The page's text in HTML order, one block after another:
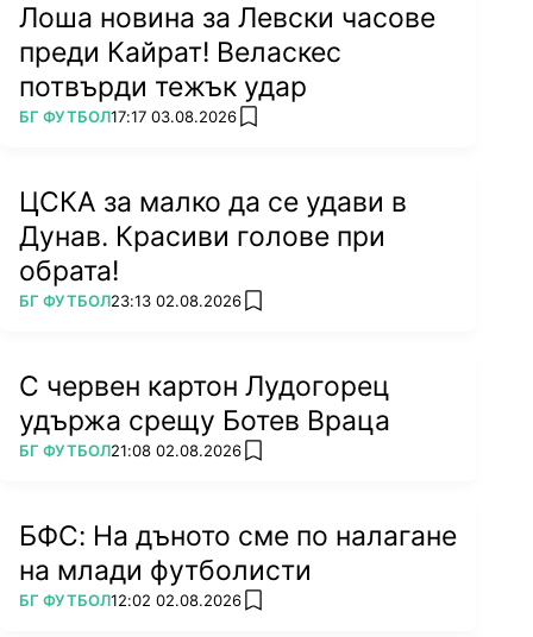
Лоша новина за Левски часове
преди Кайрат! Веласкес
потвърди тежък удар
ПОВЕЧЕ ОТ
БГ ФУТБОЛ17:17 03.08.2026 add favorites
ЦСКА за малко да се удави в
Дунав. Красиви голове при
обрата!
ПОВЕЧЕ ОТ
БГ ФУТБОЛ23:13 02.08.2026 add favorites
С червен картон Лудогорец
удържа срещу Ботев Враца
ПОВЕЧЕ ОТ
БГ ФУТБОЛ21:08 02.08.2026 add favorites
БФС: На дъното сме по налагане
на млади футболисти
ПОВЕЧЕ ОТ
БГ ФУТБОЛ12:02 02.08.2026 add favorites